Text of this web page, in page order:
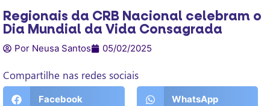
Regionais da CRB Nacional celebram o
Dia Mundial da Vida Consagrada
Por Neusa Santos 05/02/2025
Compartilhe nas redes sociais
Facebook WhatsApp